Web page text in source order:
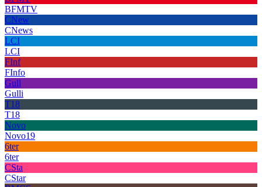
BFMTV
CNew
CNews
LCI
LCI
FInf
FInfo
Gull
Gulli
T18
T18
Novo
Novo19
6ter
6ter
CSta
CStar